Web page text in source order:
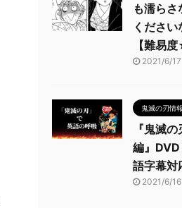
も濡ら
ください
【難易
2021/6/17
鬼滅の刃情報
『鬼滅
編』
語字幕対
2021/6/16